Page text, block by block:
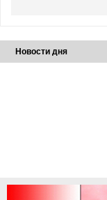
Новости дня